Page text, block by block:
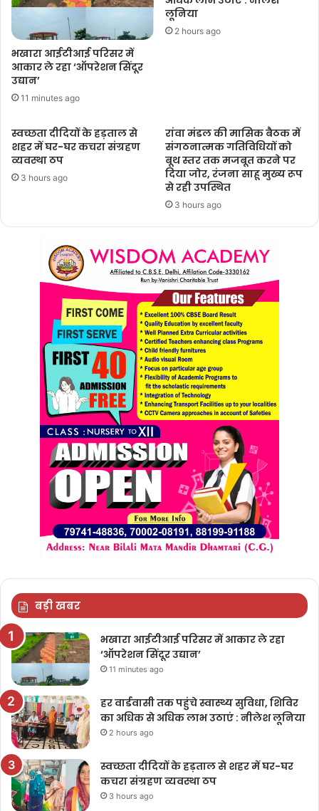
भखारा आईटीआई परिसर में
आकार ले रहा ‘ऑपरेशन सिंदूर
उद्यान’
11 minutes ago
लूनिया
2 hours ago
स्वच्छता दीदियों के हड़ताल से
शहर में घर-घर कचरा संग्रहण
व्यवस्था ठप
3 hours ago
रांवा मंडल की मासिक बैठक में
संगठनात्मक गतिविधियों को
बूथ स्तर तक मजबूत करने पर
दिया जोर, रंजना साहू मुख्य रूप
से रही उपस्थित
3 hours ago
बड़ी खबर
भखारा आईटीआई परिसर में आकार ले रहा
‘ऑपरेशन सिंदूर उद्यान’
11 minutes ago
हर वार्डवासी तक पहुंचे स्वास्थ्य सुविधा, शिविर
का अधिक से अधिक लाभ उठाएं : नीलेश लूनिया
2 hours ago
स्वच्छता दीदियों के हड़ताल से शहर में घर-घर
कचरा संग्रहण व्यवस्था ठप
3 hours ago